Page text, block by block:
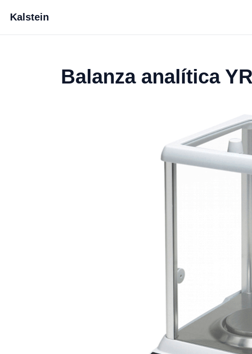
Kalstein
Balanza analítica